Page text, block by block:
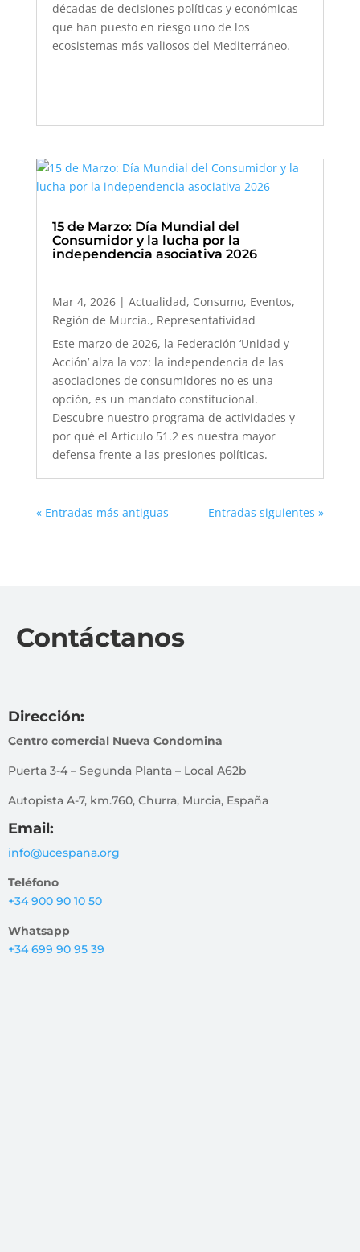
décadas de decisiones políticas y económicas
que han puesto en riesgo uno de los
ecosistemas más valiosos del Mediterráneo.
15 de Marzo: Día Mundial del
Consumidor y la lucha por la
independencia asociativa 2026
Mar 4, 2026| Actualidad, Consumo, Eventos,
Región de Murcia., Representatividad
Este marzo de 2026, la Federación ‘Unidad y
Acción’ alza la voz: la independencia de las
asociaciones de consumidores no es una
opción, es un mandato constitucional.
Descubre nuestro programa de actividades y
por qué el Artículo 51.2 es nuestra mayor
defensa frente a las presiones políticas.
« Entradas más antiguas Entradas siguientes »
Contáctanos
Dirección:
Centro comercial Nueva Condomina
Puerta 3-4 – Segunda Planta – Local A62b
Autopista A-7, km.760, Churra, Murcia, España
Email:
info@ucespana.org
Teléfono
+34 900 90 10 50
Whatsapp
+34 699 90 95 39